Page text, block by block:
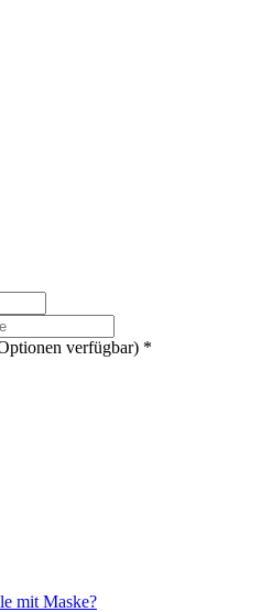
verfügbar) *
mit Maske?